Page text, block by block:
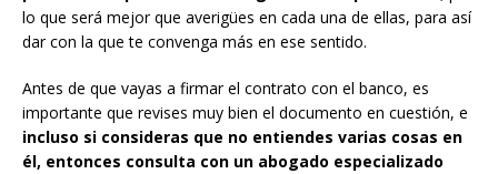
lo que será mejor que averigües en cada una de ellas, para así
dar con la que te convenga más en ese sentido.
Antes de que vayas a firmar el contrato con el banco, es
importante que revises muy bien el documento en cuestión, e
incluso si consideras que no entiendes varias cosas en
él, entonces consulta con un abogado especializado